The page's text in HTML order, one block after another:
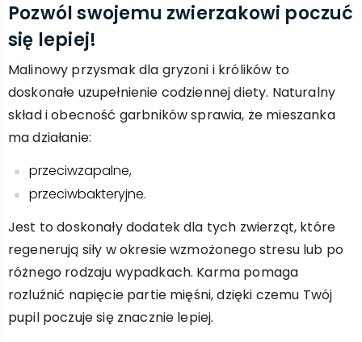
Pozwól swojemu zwierzakowi poczuć
się lepiej!
Malinowy przysmak dla gryzoni i królików to
doskonałe uzupełnienie codziennej diety. Naturalny
skład i obecność garbników sprawia, że mieszanka
ma działanie:
przeciwzapalne,
przeciwbakteryjne.
Jest to doskonały dodatek dla tych zwierząt, które
regenerują siły w okresie wzmożonego stresu lub po
różnego rodzaju wypadkach. Karma pomaga
rozluźnić napięcie partie mięśni, dzięki czemu Twój
pupil poczuje się znacznie lepiej.